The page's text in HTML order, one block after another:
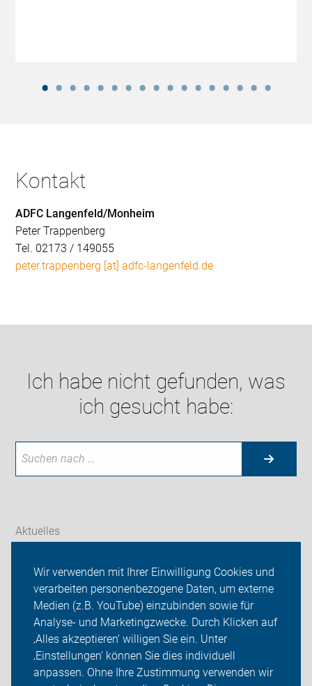
Wir verwenden mit Ihrer Einwilligung Cookies und
verarbeiten personenbezogene Daten, um externe
Medien (z.B. YouTube) einzubinden sowie für
Analyse- und Marketingzwecke. Durch Klicken auf
‚Alles akzeptieren‘ willigen Sie ein. Unter
‚Einstellungen‘ können Sie dies individuell
anpassen. Ohne Ihre Zustimmung verwenden wir
Kontakt
ADFC Langenfeld/Monheim
Peter Trappenberg
Tel. 02173 / 149055
peter.trappenberg [at] adfc-langenfeld.de
Ich habe nicht gefunden, was
ich gesucht habe:
Aktuelles
Touren und Termine
ADFC Langenfeld/Monheim
Sei dabei